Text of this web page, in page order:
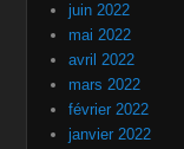
juin 2022
mai 2022
avril 2022
mars 2022
février 2022
janvier 2022